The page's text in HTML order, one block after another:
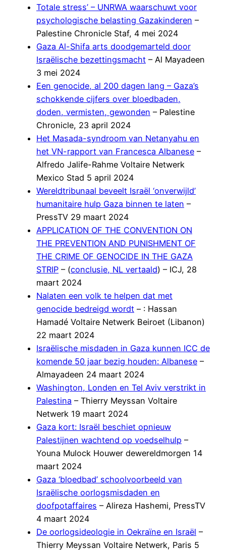
Totale stress’ – UNRWA waarschuwt voor
psychologische belasting Gazakinderen –
Palestine Chronicle Staf, 4 mei 2024
Gaza Al-Shifa arts doodgemarteld door
Israëlische bezettingsmacht – Al Mayadeen
3 mei 2024
Een genocide, al 200 dagen lang – Gaza’s
schokkende cijfers over bloedbaden,
doden, vermisten, gewonden – Palestine
Chronicle, 23 april 2024
Het Masada-syndroom van Netanyahu en
het VN-rapport van Francesca Albanese –
Alfredo Jalife-Rahme Voltaire Netwerk
Mexico Stad 5 april 2024
Wereldtribunaal beveelt Israël ‘onverwijld’
humanitaire hulp Gaza binnen te laten –
PressTV 29 maart 2024
APPLICATION OF THE CONVENTION ON
THE PREVENTION AND PUNISHMENT OF
THE CRIME OF GENOCIDE IN THE GAZA
STRIP – (conclusie, NL vertaald) – ICJ, 28
maart 2024
Nalaten een volk te helpen dat met
genocide bedreigd wordt – : Hassan
Hamadé Voltaire Netwerk Beiroet (Libanon)
22 maart 2024
Israëlische misdaden in Gaza kunnen ICC de
komende 50 jaar bezig houden: Albanese –
Almayadeen 24 maart 2024
Washington, Londen en Tel Aviv verstrikt in
Palestina – Thierry Meyssan Voltaire
Netwerk 19 maart 2024
Gaza kort: Israël beschiet opnieuw
Palestijnen wachtend op voedselhulp –
Youna Mulock Houwer dewereldmorgen 14
maart 2024
Gaza ‘bloedbad’ schoolvoorbeeld van
Israëlische oorlogsmisdaden en
doofpotaffaires – Alireza Hashemi, PressTV
4 maart 2024
De oorlogsideologie in Oekraïne en Israël –
Thierry Meyssan Voltaire Netwerk, Paris 5